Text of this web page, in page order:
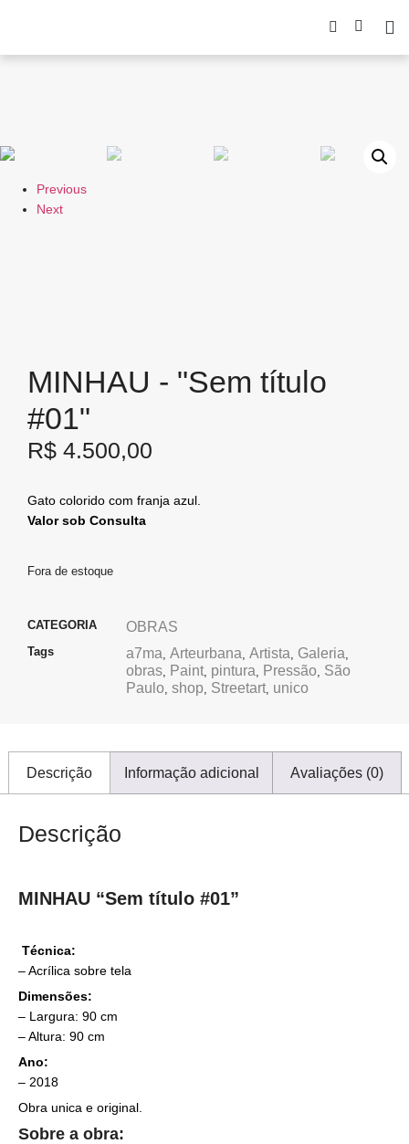
Previous
Next
MINHAU - "Sem título
#01"
R$ 4.500,00
Gato colorido com franja azul.
Valor sob Consulta
Fora de estoque
CATEGORIA OBRAS
Tags a7ma, Arteurbana, Artista, Galeria,
obras, Paint, pintura, Pressão, São
Paulo, shop, Streetart, unico
Descrição Informação adicional Avaliações (0)
Descrição
MINHAU “Sem título #01”
Técnica:
– Acrílica sobre tela
Dimensões:
– Largura: 90 cm
– Altura: 90 cm
Ano:
– 2018
Obra unica e original.
Sobre a obra: